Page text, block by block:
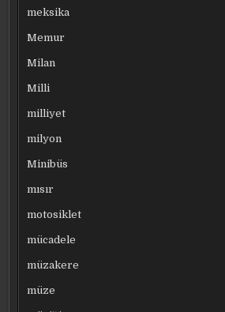
meksika
Memur
Milan
Milli
milliyet
milyon
Minibüs
mısır
motosiklet
mücadele
müzakere
müze